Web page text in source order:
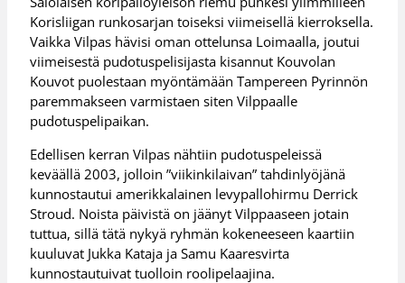
Korisliigan runkosarjan toiseksi viimeisellä kierroksella.
Vaikka Vilpas hävisi oman ottelunsa Loimaalla, joutui
viimeisestä pudotuspelisijasta kisannut Kouvolan
Kouvot puolestaan myöntämään Tampereen Pyrinnön
paremmakseen varmistaen siten Vilppaalle
pudotuspelipaikan.
Edellisen kerran Vilpas nähtiin pudotuspeleissä
keväällä 2003, jolloin ”viikinkilaivan” tahdinlyöjänä
kunnostautui amerikkalainen levypallohirmu Derrick
Stroud. Noista päivistä on jäänyt Vilppaaseen jotain
tuttua, sillä tätä nykyä ryhmän kokeneeseen kaartiin
kuuluvat Jukka Kataja ja Samu Kaaresvirta
kunnostautuivat tuolloin roolipelaajina.